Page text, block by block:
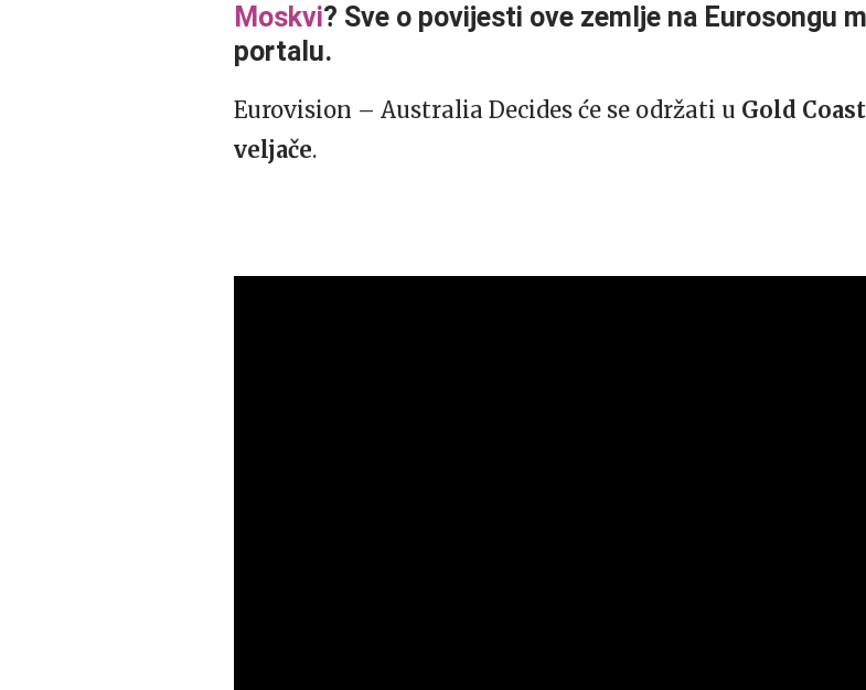
Moskvi? Sve o povijesti ove zemlje na Eurosongu
portalu.
Eurovision – Australia Decides će se održati u Gold
veljače.